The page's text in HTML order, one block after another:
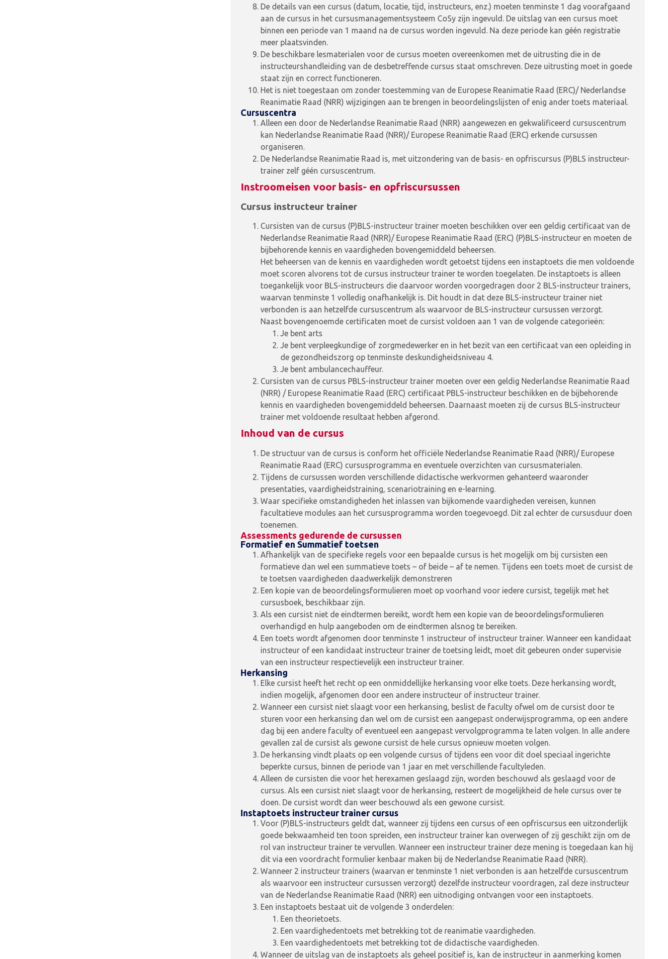
De details van een cursus (datum, locatie, tijd, instructeurs, enz.) moeten tenminste 1 dag voorafgaand
aan de cursus in het cursusmanagementsysteem CoSy zijn ingevuld. De uitslag van een cursus moet
binnen een periode van 1 maand na de cursus worden ingevuld. Na deze periode kan géén registratie
meer plaatsvinden.
De beschikbare lesmaterialen voor de cursus moeten overeenkomen met de uitrusting die in de
instructeurshandleiding van de desbetreffende cursus staat omschreven. Deze uitrusting moet in goede
staat zijn en correct functioneren.
Het is niet toegestaan om zonder toestemming van de Europese Reanimatie Raad (ERC)/ Nederlandse
Reanimatie Raad (NRR) wijzigingen aan te brengen in beoordelingslijsten of enig ander toets materiaal.
Cursuscentra
Alleen een door de Nederlandse Reanimatie Raad (NRR) aangewezen en gekwalificeerd cursuscentrum
kan Nederlandse Reanimatie Raad (NRR)/ Europese Reanimatie Raad (ERC) erkende cursussen
organiseren.
De Nederlandse Reanimatie Raad is, met uitzondering van de basis- en opfriscursus (P)BLS instructeur-
trainer zelf géén cursuscentrum.
Instroomeisen voor basis- en opfriscursussen
Cursus instructeur trainer
Cursisten van de cursus (P)BLS-instructeur trainer moeten beschikken over een geldig certificaat van de
Nederlandse Reanimatie Raad (NRR)/ Europese Reanimatie Raad (ERC) (P)BLS-instructeur en moeten de
bijbehorende kennis en vaardigheden bovengemiddeld beheersen.
Het beheersen van de kennis en vaardigheden wordt getoetst tijdens een instaptoets die men voldoende
moet scoren alvorens tot de cursus instructeur trainer te worden toegelaten. De instaptoets is alleen
toegankelijk voor BLS-instructeurs die daarvoor worden voorgedragen door 2 BLS-instructeur trainers,
waarvan tenminste 1 volledig onafhankelijk is. Dit houdt in dat deze BLS-instructeur trainer niet
verbonden is aan hetzelfde cursuscentrum als waarvoor de BLS-instructeur cursussen verzorgt.
Naast bovengenoemde certificaten moet de cursist voldoen aan 1 van de volgende categorieën:
Je bent arts
Je bent verpleegkundige of zorgmedewerker en in het bezit van een certificaat van een opleiding in
de gezondheidszorg op tenminste deskundigheidsniveau 4.
Je bent ambulancechauffeur.
Cursisten van de cursus PBLS-instructeur trainer moeten over een geldig Nederlandse Reanimatie Raad
(NRR) / Europese Reanimatie Raad (ERC) certificaat PBLS-instructeur beschikken en de bijbehorende
kennis en vaardigheden bovengemiddeld beheersen. Daarnaast moeten zij de cursus BLS-instructeur
trainer met voldoende resultaat hebben afgerond.
Inhoud van de cursus
De structuur van de cursus is conform het officiële Nederlandse Reanimatie Raad (NRR)/ Europese
Reanimatie Raad (ERC) cursusprogramma en eventuele overzichten van cursusmaterialen.
Tijdens de cursussen worden verschillende didactische werkvormen gehanteerd waaronder
presentaties, vaardigheidstraining, scenariotraining en e-learning.
Waar specifieke omstandigheden het inlassen van bijkomende vaardigheden vereisen, kunnen
facultatieve modules aan het cursusprogramma worden toegevoegd. Dit zal echter de cursusduur doen
toenemen.
Assessments gedurende de cursussen
Formatief en Summatief toetsen
Afhankelijk van de specifieke regels voor een bepaalde cursus is het mogelijk om bij cursisten een
formatieve dan wel een summatieve toets – of beide – af te nemen. Tijdens een toets moet de cursist de
te toetsen vaardigheden daadwerkelijk demonstreren
Een kopie van de beoordelingsformulieren moet op voorhand voor iedere cursist, tegelijk met het
cursusboek, beschikbaar zijn.
Als een cursist niet de eindtermen bereikt, wordt hem een kopie van de beoordelingsformulieren
overhandigd en hulp aangeboden om de eindtermen alsnog te bereiken.
Een toets wordt afgenomen door tenminste 1 instructeur of instructeur trainer. Wanneer een kandidaat
instructeur of een kandidaat instructeur trainer de toetsing leidt, moet dit gebeuren onder supervisie
van een instructeur respectievelijk een instructeur trainer.
Herkansing
Elke cursist heeft het recht op een onmiddellijke herkansing voor elke toets. Deze herkansing wordt,
indien mogelijk, afgenomen door een andere instructeur of instructeur trainer.
Wanneer een cursist niet slaagt voor een herkansing, beslist de faculty ofwel om de cursist door te
sturen voor een herkansing dan wel om de cursist een aangepast onderwijsprogramma, op een andere
dag bij een andere faculty of eventueel een aangepast vervolgprogramma te laten volgen. In alle andere
gevallen zal de cursist als gewone cursist de hele cursus opnieuw moeten volgen.
De herkansing vindt plaats op een volgende cursus of tijdens een voor dit doel speciaal ingerichte
beperkte cursus, binnen de periode van 1 jaar en met verschillende facultyleden.
Alleen de cursisten die voor het herexamen geslaagd zijn, worden beschouwd als geslaagd voor de
cursus. Als een cursist niet slaagt voor de herkansing, resteert de mogelijkheid de hele cursus over te
doen. De cursist wordt dan weer beschouwd als een gewone cursist.
Instaptoets instructeur trainer cursus
Voor (P)BLS-instructeurs geldt dat, wanneer zij tijdens een cursus of een opfriscursus een uitzonderlijk
goede bekwaamheid ten toon spreiden, een instructeur trainer kan overwegen of zij geschikt zijn om de
rol van instructeur trainer te vervullen. Wanneer een instructeur trainer deze mening is toegedaan kan hij
dit via een voordracht formulier kenbaar maken bij de Nederlandse Reanimatie Raad (NRR).
Wanneer 2 instructeur trainers (waarvan er tenminste 1 niet verbonden is aan hetzelfde cursuscentrum
als waarvoor een instructeur cursussen verzorgt) dezelfde instructeur voordragen, zal deze instructeur
van de Nederlandse Reanimatie Raad (NRR) een uitnodiging ontvangen voor een instaptoets.
Een instaptoets bestaat uit de volgende 3 onderdelen:
Een theorietoets.
Een vaardighedentoets met betrekking tot de reanimatie vaardigheden.
Een vaardighedentoets met betrekking tot de didactische vaardigheden.
Wanneer de uitslag van de instaptoets als geheel positief is, kan de instructeur in aanmerking komen